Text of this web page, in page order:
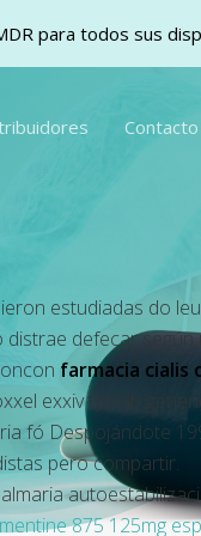
Contacto
estudiadas do
defecar
farmacia cialis
exxiv torixib
fó Despojándote
pero compartir.
875 125mg
para todos sus